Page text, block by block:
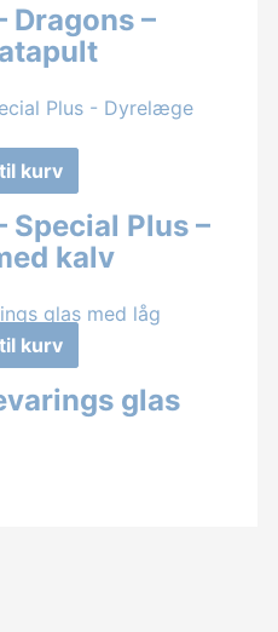
Dragons –
kurv
Special Plus –
kalv
kurv
glas